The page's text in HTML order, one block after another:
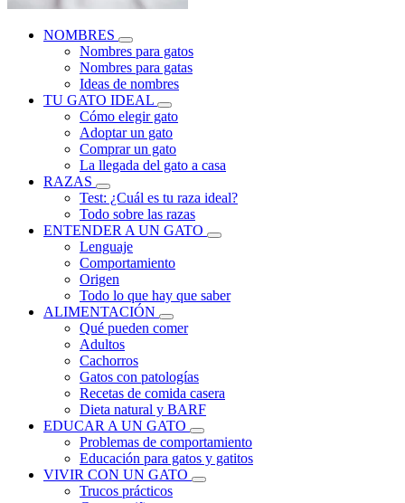
NOMBRES
Nombres para gatos
Nombres para gatas
Ideas de nombres
TU GATO IDEAL
Cómo elegir gato
Adoptar un gato
Comprar un gato
La llegada del gato a casa
RAZAS
Test: ¿Cuál es tu raza ideal?
Todo sobre las razas
ENTENDER A UN GATO
Lenguaje
Comportamiento
Origen
Todo lo que hay que saber
ALIMENTACIÓN
Qué pueden comer
Adultos
Cachorros
Gatos con patologías
Recetas de comida casera
Dieta natural y BARF
EDUCAR A UN GATO
Problemas de comportamiento
Educación para gatos y gatitos
VIVIR CON UN GATO
Trucos prácticos